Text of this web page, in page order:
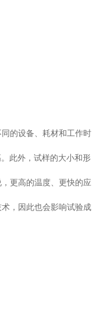
的设备、耗材和工作时
此外，试样的大小和形
更高的温度、更快的应
，因此也会影响试验成